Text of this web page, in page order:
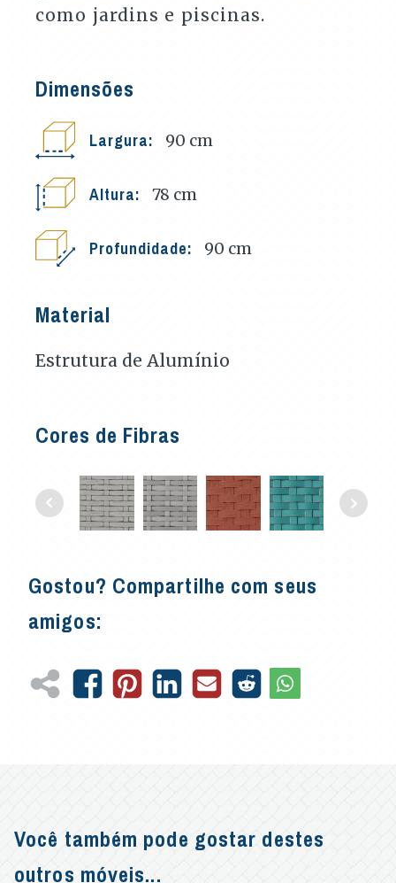
como jardins e piscinas.
Dimensões
Largura: 90 cm
Altura: 78 cm
Profundidade: 90 cm
Material
Estrutura de Alumínio
Cores de Fibras
Gostou? Compartilhe com seus
amigos:
Você também pode gostar destes
outros móveis...